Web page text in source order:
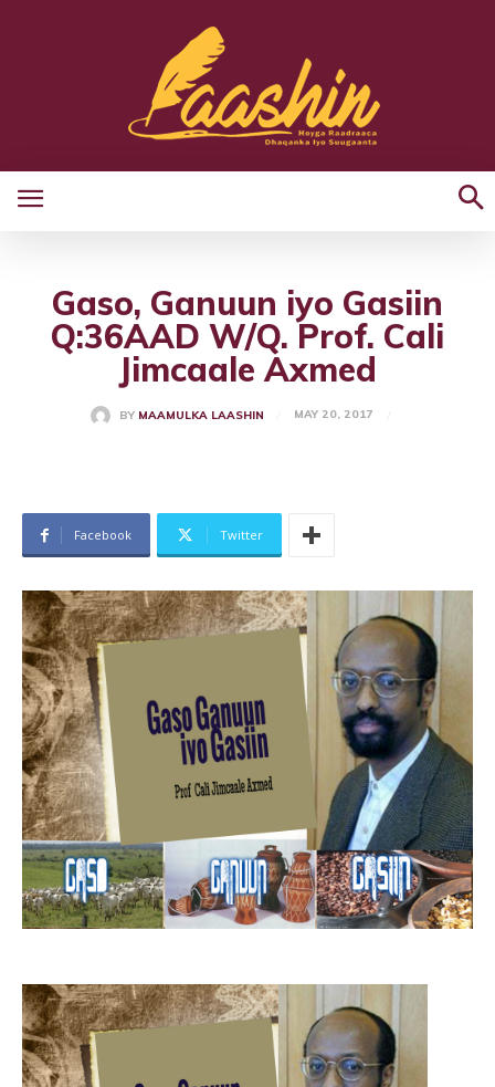
Gaso, Ganuun iyo Gasiin
Q:36AAD W/Q. Prof. Cali
Jimcaale Axmed
BY MAAMULKA LAASHIN MAY 20, 2017
Facebook Twitter